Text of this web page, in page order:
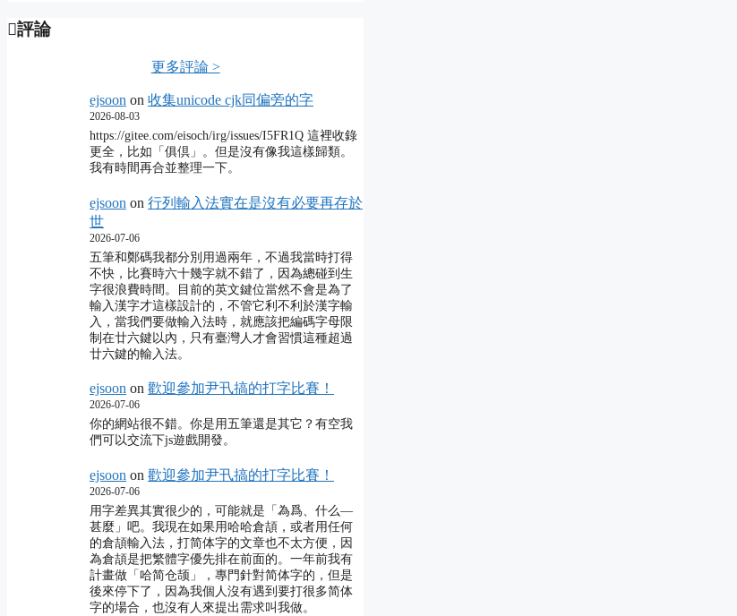
評論
更多評論 >
ejsoon on 收集unicode cjk同偏旁的字
2026-08-03
https://gitee.com/eisoch/irg/issues/I5FR1Q 這裡收錄
更全，比如「俱倶」。但是沒有像我這樣歸類。
我有時間再合並整理一下。
ejsoon on 行列輸入法實在是沒有必要再存於
世
2026-07-06
五筆和鄭碼我都分別用過兩年，不過我當時打得
不快，比賽時六十幾字就不錯了，因為總碰到生
字很浪費時間。目前的英文鍵位當然不會是為了
輸入漢字才這樣設計的，不管它利不利於漢字輸
入，當我們要做輸入法時，就應該把編碼字母限
制在廿六鍵以內，只有臺灣人才會習慣這種超過
廿六鍵的輸入法。
ejsoon on 歡迎參加尹卂搞的打字比賽！
2026-07-06
你的網站很不錯。你是用五筆還是其它？有空我
們可以交流下js遊戲開發。
ejsoon on 歡迎參加尹卂搞的打字比賽！
2026-07-06
用字差異其實很少的，可能就是「為爲、什么―
甚麼」吧。我現在如果用哈哈倉頡，或者用任何
的倉頡輸入法，打简体字的文章也不太方便，因
為倉頡是把繁體字優先排在前面的。一年前我有
計畫做「哈简仓颉」，專門針對简体字的，但是
後來停下了，因為我個人沒有遇到要打很多简体
字的場合，也沒有人來提出需求叫我做。